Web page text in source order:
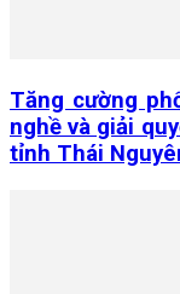
Tăng cường
nghề và giải
tỉnh Thái